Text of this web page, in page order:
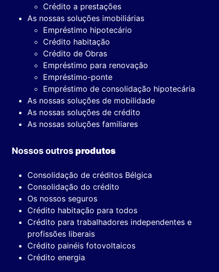
Crédito a prestações
As nossas soluções imobiliárias
Empréstimo hipotecário
Crédito habitação
Crédito de Obras
Empréstimo para renovação
Empréstimo-ponte
Empréstimo de consolidação hipotecária
As nossas soluções de mobilidade
As nossas soluções de crédito
As nossas soluções familiares
Nossos outrosprodutos
Consolidação de créditos Bélgica
Consolidação do crédito
Os nossos seguros
Crédito habitação para todos
Crédito para trabalhadores independentes e
profissões liberais
Crédito painéis fotovoltaicos
Crédito energia